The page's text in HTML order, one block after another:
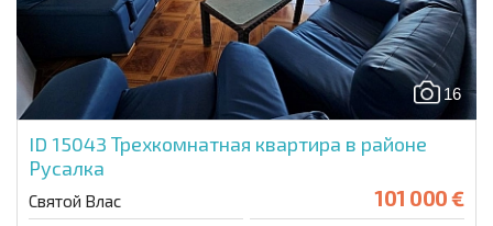
16
ID 15043 Трехкомнатная квартира в районе
Русалка
Святой Влас 101 000 €